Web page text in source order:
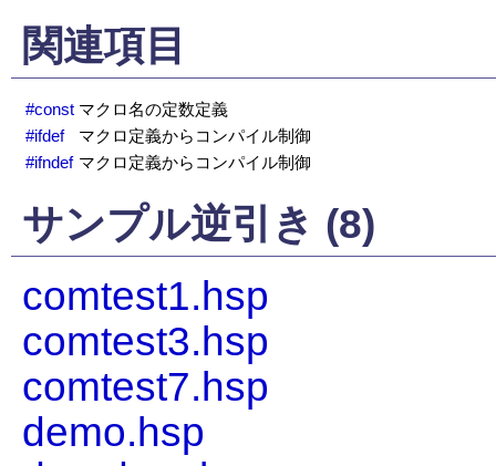
関連項目
#const マクロ名の定数定義
#ifdef
マクロ定義からコンパイル制御
#ifndef マクロ定義からコンパイル制御
サンプル逆引き (8)
comtest1.hsp
comtest3.hsp
comtest7.hsp
demo.hsp